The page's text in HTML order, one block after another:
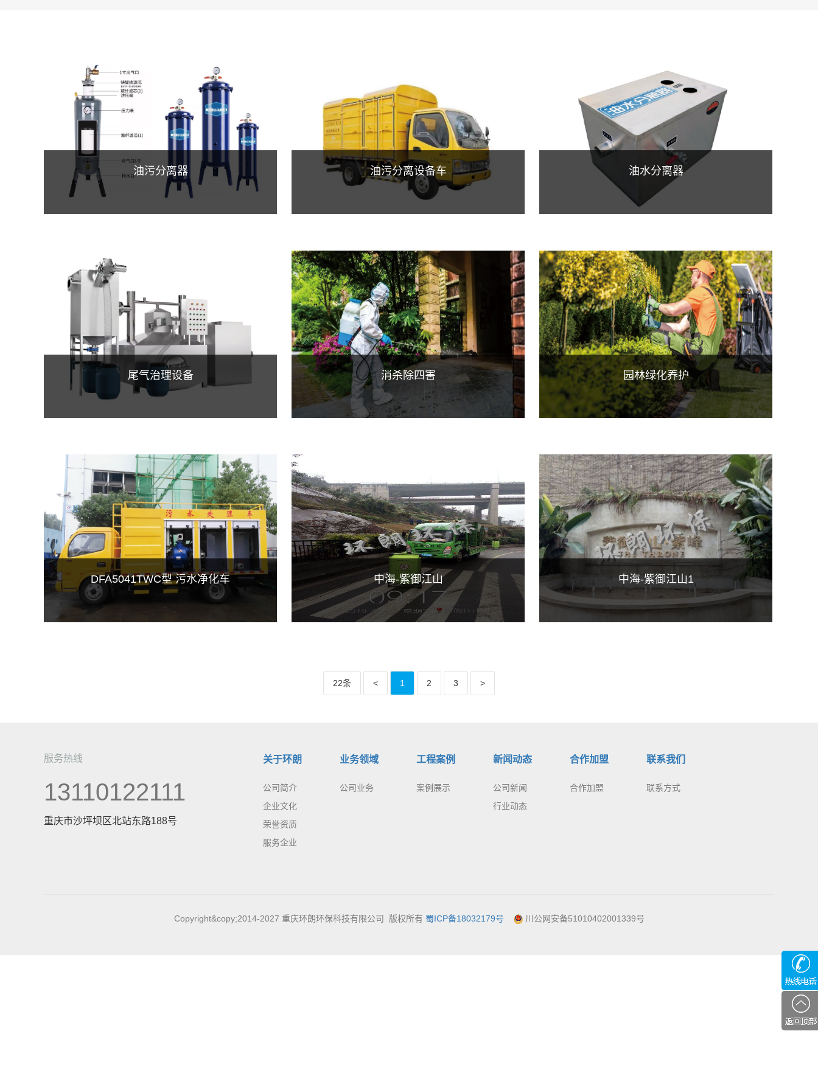
油污分离器 油污分离设备车 油水分离器
尾气治理设备 消杀除四害 园林绿化养护
DFA5041TWC型 污水净化车 中海-紫御江山 中海-紫御江山1
22条 < 1 2 3 >
服务热线
13110122111
重庆市沙坪坝区北站东路188号
关于环朗
公司简介
企业文化
荣誉资质
服务企业
业务领域
公司业务
工程案例
案例展示
新闻动态
公司新闻
行业动态
合作加盟
合作加盟
联系我们
联系方式
Copyright&copy;2014-2027 重庆环朗环保科技有限公司 版权所有 蜀ICP备18032179号 川公网安备51010402001339号